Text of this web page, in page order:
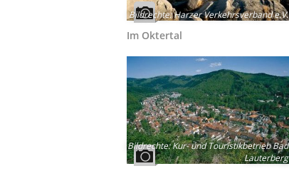
Bildrechte:Harzer Verkehrsverband e.V.
Im Oktertal
Bildrechte:Kur- und Touristikbetrieb Bad
Lauterberg